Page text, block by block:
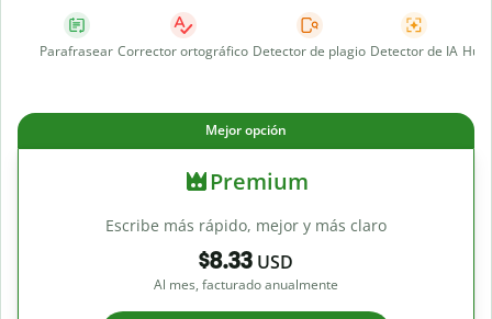
Parafrasear Corrector ortográfico Detector de plagio Detector de IA
Mejor opción
Premium
Escribe más rápido, mejor y más claro
$8.33 USD
Al mes, facturado anualmente